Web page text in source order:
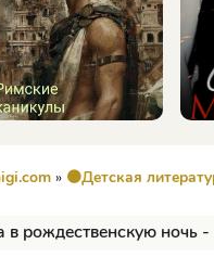
» 🟠Детская
в рождественскую ночь